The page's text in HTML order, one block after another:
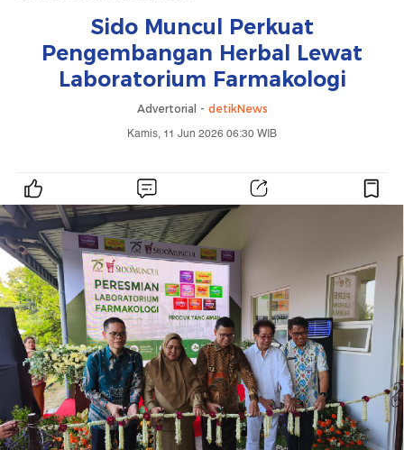
Sido Muncul Perkuat
Pengembangan Herbal Lewat
Laboratorium Farmakologi
Advertorial - detikNews
Kamis, 11 Jun 2026 06:30 WIB